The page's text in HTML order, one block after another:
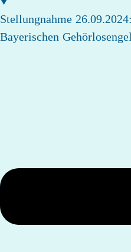
Stellungnahme
Bayerischen